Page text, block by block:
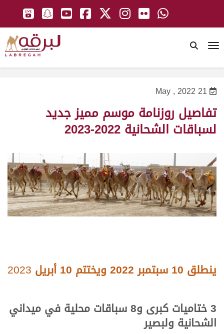
21 May , 2022
تفاصيل روزنامة موسم مميز جديد
لسباقات الشحانية 2022-2023
ينطلق 10 سبتمبر 2022 ويختتم 10 أبريل
3 ختاميات كبرى و8 سباقات محلية في ميداني
الشحانية ولبصير